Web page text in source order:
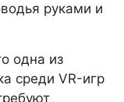
руками и
одна из
среди VR-игр